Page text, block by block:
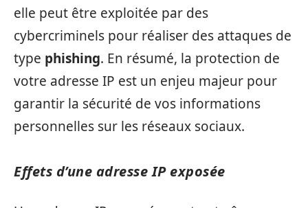
elle peut être exploitée par des
cybercriminels pour réaliser des attaques de
type phishing. En résumé, la protection de
votre adresse IP est un enjeu majeur pour
garantir la sécurité de vos informations
personnelles sur les réseaux sociaux.
Effets d’une adresse IP exposée